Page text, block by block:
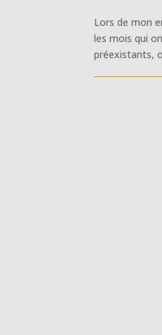
Lors de mon
les mois qui
préexistants,